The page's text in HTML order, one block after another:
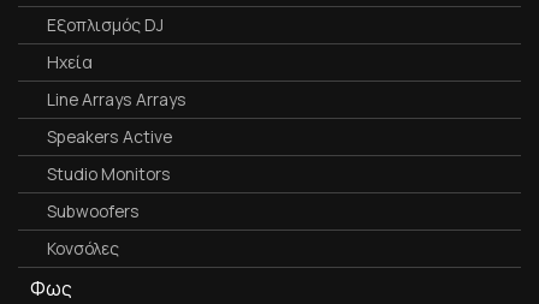
Εξοπλισμός DJ
Ηχεία
Line Arrays Arrays
Speakers Active
Studio Monitors
Subwoofers
Κονσόλες
Φως